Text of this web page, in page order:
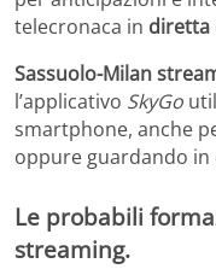
telecronaca in diretta
Sassuolo-Milan
l’applicativo SkyGo
smartphone, anche
oppure guardando in
Le probabili
streaming.